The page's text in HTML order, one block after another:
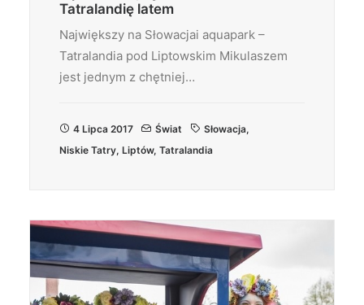
Tatralandię latem
Największy na Słowacjai aquapark –
Tatralandia pod Liptowskim Mikulaszem
jest jednym z chętniej…
4 Lipca 2017 Świat Słowacja,
Niskie Tatry, Liptów, Tatralandia